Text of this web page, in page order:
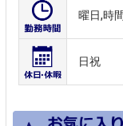
曜日,時
日祝